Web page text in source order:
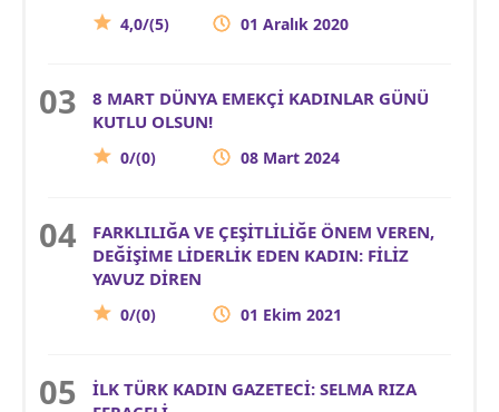
4,0/(5) 01 Aralık 2020
8 MART DÜNYA EMEKÇİ KADINLAR GÜNÜ
KUTLU OLSUN!
0/(0) 08 Mart 2024
FARKLILIĞA VE ÇEŞİTLİLİĞE ÖNEM VEREN,
DEĞİŞİME LİDERLİK EDEN KADIN: FİLİZ
YAVUZ DİREN
0/(0) 01 Ekim 2021
İLK TÜRK KADIN GAZETECİ: SELMA RIZA